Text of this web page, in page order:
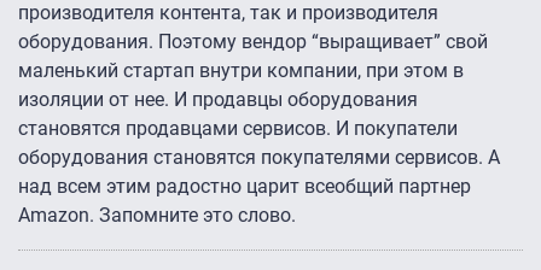
производителя контента, так и производителя
оборудования. Поэтому вендор “выращивает” свой
маленький стартап внутри компании, при этом в
изоляции от нее. И продавцы оборудования
становятся продавцами сервисов. И покупатели
оборудования становятся покупателями сервисов. А
над всем этим радостно царит всеобщий партнер
Amazon. Запомните это слово.